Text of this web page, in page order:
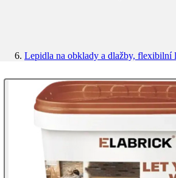
Lepidla na obklady a dlažby, flexibilní